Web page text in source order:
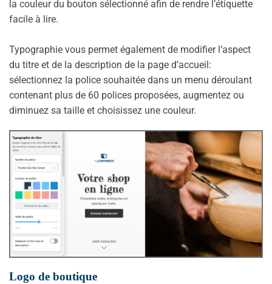
la couleur du bouton sélectionné afin de rendre l’étiquette
facile à lire.
Typographie vous permet également de modifier l’aspect
du titre et de la description de la page d’accueil:
sélectionnez la police souhaitée dans un menu déroulant
contenant plus de 60 polices proposées, augmentez ou
diminuez sa taille et choisissez une couleur.
Logo de boutique